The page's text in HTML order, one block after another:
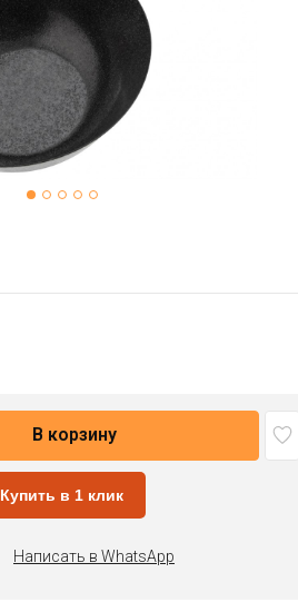
В корзину
Купить в 1 клик
Написать в WhatsApp